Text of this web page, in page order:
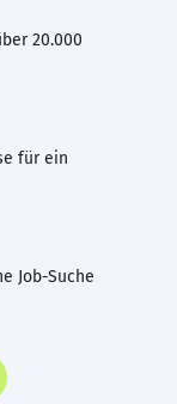
20.000
für ein
Job-Suche